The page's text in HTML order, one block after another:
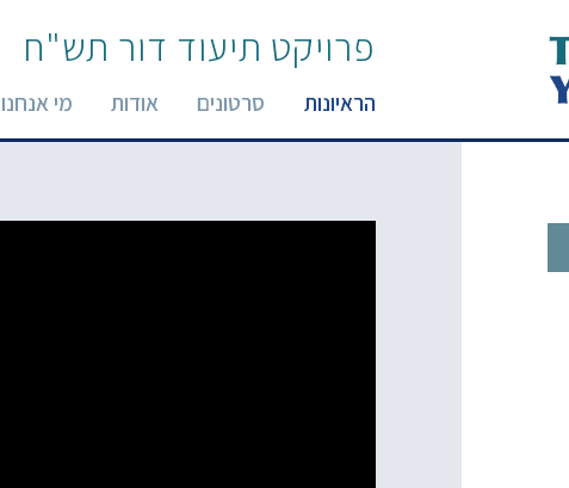
פרויקט תיעוד דור תש"ח
הראיונות סרטונים אודות מי אנחנו